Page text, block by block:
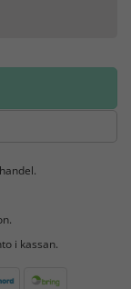
i kassan.